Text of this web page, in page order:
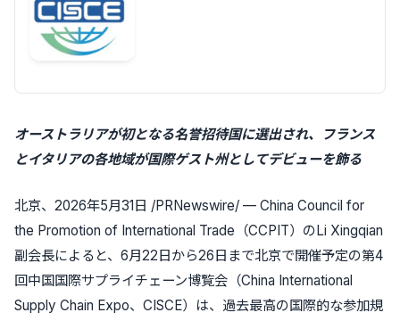
オーストラリアが初となる名誉招待国に選出され、フランス
とイタリアの各地域が国際ゲスト州としてデビューを飾る
北京、2026年5月31日 /PRNewswire/ — China Council for
the Promotion of International Trade（CCPIT）のLi Xingqian
副会長によると、6月22日から26日まで北京で開催予定の第4
回中国国際サプライチェーン博覧会（China International
Supply Chain Expo、CISCE）は、過去最高の国際的な参加規